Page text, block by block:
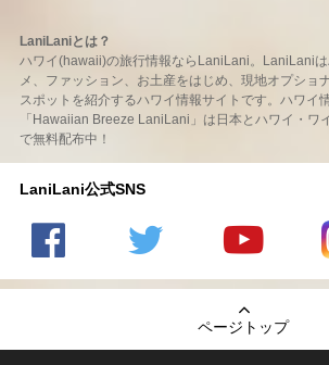
LaniLaniとは？
ハワイ(hawaii)の旅行情報ならLaniLani。LaniLani
メ、ファッション、お土産をはじめ、現地オプショ
スポットを紹介するハワイ情報サイトです。ハワイ
「Hawaiian Breeze LaniLani」は日本とハワイ・ワ
で無料配布中！
LaniLani公式SNS
の
のtwitter
の
Youtube
チャンネ
ページトップ